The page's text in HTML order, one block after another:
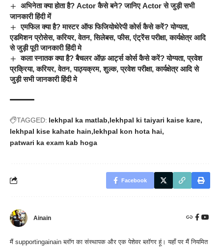
अभिनेता क्या होता है? Actor कैसे बने? जानिए Actor से जुड़ी सभी
जानकारी हिंदी में
एमफिल क्या है? मास्टर ऑफ फिजियोथेरेपी कोर्स कैसे करें? योग्यता,
एडमिशन प्रोसेस, करियर, वेतन, सिलेबस, फीस, एंट्रेंस परीक्षा, कार्यक्षेत्र आदि
से जुड़ी पूरी जानकारी हिंदी मे
कला स्नातक क्या है? बैचलर ऑफ़ आर्ट्स कोर्स कैसे करें? योग्यता, प्रवेश
प्रक्रिया, करियर, वेतन, पाठ्यक्रम, शुल्क, प्रवेश परीक्षा, कार्यक्षेत्र आदि से
जुड़ी सभी जानकारी हिंदी मे
TAGGED: lekhpal ka matlab lekhpal ki taiyari kaise kare
lekhpal kise kahate hain lekhpal kon hota hai
patwari ka exam kab hoga
Facebook
Ainain
मैं supportingainain ब्लॉग का संस्थापक और एक पेशेवर ब्लॉगर हूं। यहाँ पर मैं नियमित